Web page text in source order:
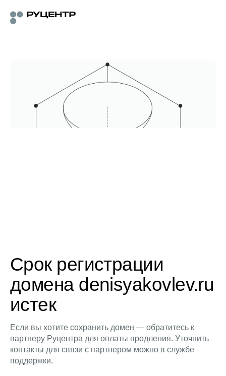
Срок регистрации
домена denisyakovlev.ru
истек
Если вы хотите сохранить домен — обратитесь к
партнеру Руцентра для оплаты продления. Уточнить
контакты для связи с партнером можно в службе
поддержки.